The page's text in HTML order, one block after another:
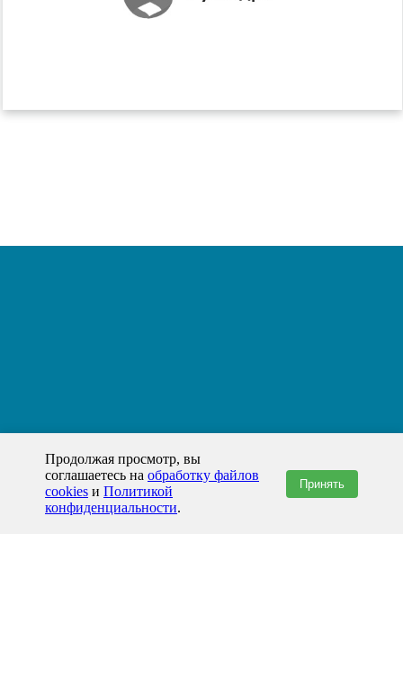
Продолжая просмотр, вы
соглашаетесь на обработку файлов
cookies и Политикой
конфиденциальности.
Принять